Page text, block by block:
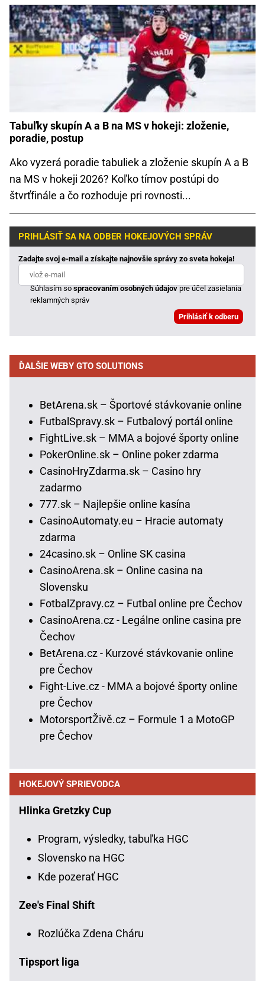
Tabuľky skupín A a B na MS v hokeji: zloženie,
poradie, postup
Ako vyzerá poradie tabuliek a zloženie skupín A a B
na MS v hokeji 2026? Koľko tímov postúpi do
štvrťfinále a čo rozhoduje pri rovnosti...
PRIHLÁSIŤ SA NA ODBER HOKEJOVÝCH SPRÁV
Zadajte svoj e-mail a získajte najnovšie správy zo sveta hokeja!
Súhlasím sospracovaním osobných údajovpre účel zasielania
reklamných správ
ĎALŠIE WEBY GTO SOLUTIONS
BetArena.sk – Športové stávkovanie online
FutbalSpravy.sk – Futbalový portál online
FightLive.sk – MMA a bojové športy online
PokerOnline.sk – Online poker zdarma
CasinoHryZdarma.sk – Casino hry
zadarmo
777.sk – Najlepšie online kasína
CasinoAutomaty.eu – Hracie automaty
zdarma
24casino.sk – Online SK casina
CasinoArena.sk – Online casina na
Slovensku
FotbalZpravy.cz – Futbal online pre Čechov
CasinoArena.cz - Legálne online casina pre
Čechov
BetArena.cz - Kurzové stávkovanie online
pre Čechov
Fight-Live.cz - MMA a bojové športy online
pre Čechov
MotorsportŽivě.cz – Formule 1 a MotoGP
pre Čechov
HOKEJOVÝ SPRIEVODCA
Hlinka Gretzky Cup
Program, výsledky, tabuľka HGC
Slovensko na HGC
Kde pozerať HGC
Zee's Final Shift
Rozlúčka Zdena Cháru
Tipsport liga